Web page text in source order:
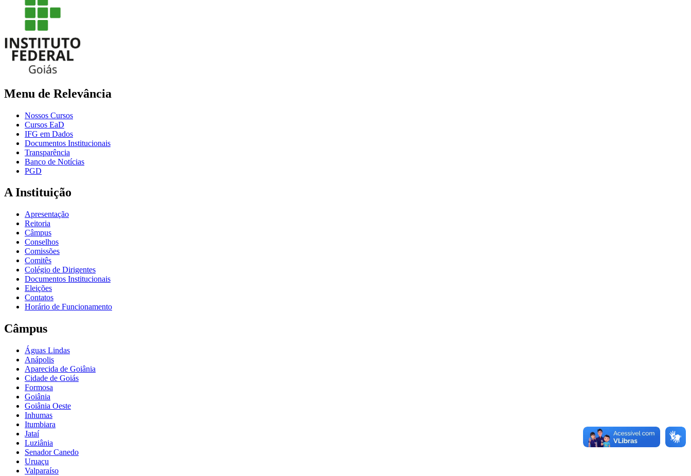
Menu de Relevância
Nossos Cursos
Cursos EaD
IFG em Dados
Documentos Institucionais
Transparência
Banco de Notícias
PGD
A Instituição
Apresentação
Reitoria
Câmpus
Conselhos
Comissões
Comitês
Colégio de Dirigentes
Documentos Institucionais
Eleições
Contatos
Horário de Funcionamento
Câmpus
Águas Lindas
Anápolis
Aparecida de Goiânia
Cidade de Goiás
Formosa
Goiânia
Goiânia Oeste
Inhumas
Itumbiara
Jataí
Luziânia
Senador Canedo
Uruaçu
Valparaíso